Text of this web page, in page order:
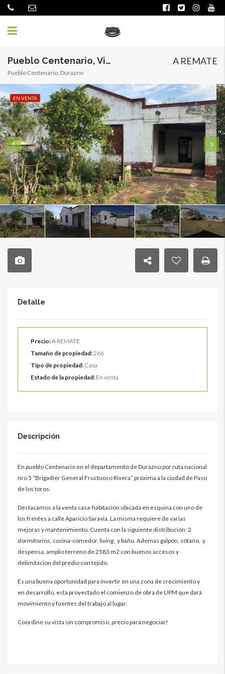
Pueblo Centenario, Vivienda en esquina sobre amplio terreno de 2583 m2
Pueblo Centenario, Durazno
A REMATE
EN VENTA
Detalle
Precio:A REMATE
Tamaño de propiedad:266
Tipo de propiedad: Casa
Estado de la propiedad: En venta
Descripción
En pueblo Centenario en el departamento de Durazno por ruta nacional
nro 5 “Brigadier General Fructuoso Rivera” próxima a la ciudad de Paso
de los toros.
Destacamos a la venta casa-habitación ubicada en esquina con uno de
los frentes a calle Aparicio Saravia. La misma requiere de varias
mejoras y mantenimiento. Cuenta con la siguiente distribución: 2
dormitorios, cocina-comedor, living, y baño. Ademas galpón, sótano, y
despensa, amplio terreno de 2583 m2 con buenos accesos y
delimitacion del predio con tejido.
Es una buena oportunidad para invertir en una zona de crecimiento y
en desarrollo, esta proyectado el comienzo de obra de UPM que dará
movimiento y fuentes del trabajo al lugar.
Coordine su vista sin compromiso, precio para negociar!